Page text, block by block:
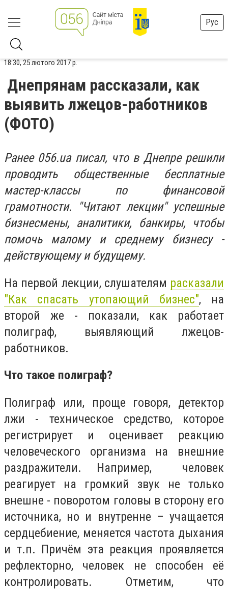
Рус
18:30, 25 лютого 2017 р.
Днепрянам рассказали, как
выявить лжецов-работников
(ФОТО)
Ранее 056.ua писал, что в Днепре решили
проводить общественные бесплатные
мастер-классы по финансовой
грамотности. "Читают лекции" успешные
бизнесмены, аналитики, банкиры, чтобы
помочь малому и среднему бизнесу -
действующему и будущему.
На первой лекции, слушателям расказали
"Как спасать утопающий бизнес", на
второй же - показали, как работает
полиграф, выявляющий лжецов-
работников.
Что такое полиграф?
Полиграф или, проще говоря, детектор
лжи - техническое средство, которое
регистрирует и оценивает реакцию
человеческого организма на внешние
раздражители. Например, человек
реагирует на громкий звук не только
внешне - поворотом головы в сторону его
источника, но и внутренне – учащается
сердцебиение, меняется частота дыхания
и т.п. Причём эта реакция проявляется
рефлекторно, человек не способен её
контролировать. Отметим, что